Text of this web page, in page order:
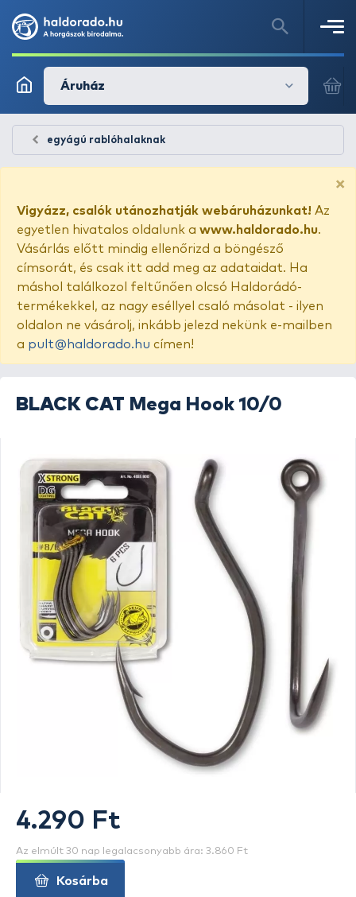
Áruház
egyágú rablóhalaknak
×
Vigyázz, csalók utánozhatják webáruházunkat! Az
egyetlen hivatalos oldalunk a www.haldorado.hu.
Vásárlás előtt mindig ellenőrizd a böngésző
címsorát, és csak itt add meg az adataidat. Ha
máshol találkozol feltűnően olcsó Haldorádó-
termékekkel, az nagy eséllyel csaló másolat - ilyen
oldalon ne vásárolj, inkább jelezd nekünk e-mailben
a pult@haldorado.hu címen!
BLACK CAT Mega Hook 10/0
4.290 Ft
Az elmúlt 30 nap legalacsonyabb ára: 3.860 Ft
Kosárba